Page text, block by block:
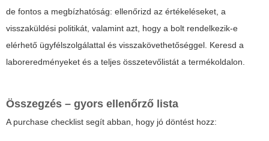
de fontos a megbízhatóság: ellenőrizd az értékeléseket, a
visszaküldési politikát, valamint azt, hogy a bolt rendelkezik-e
elérhető ügyfélszolgálattal és visszakövethetőséggel. Keresd a
laboreredményeket és a teljes összetevőlistát a termékoldalon.
Összegzés – gyors ellenőrző lista
A purchase checklist segít abban, hogy jó döntést hozz: